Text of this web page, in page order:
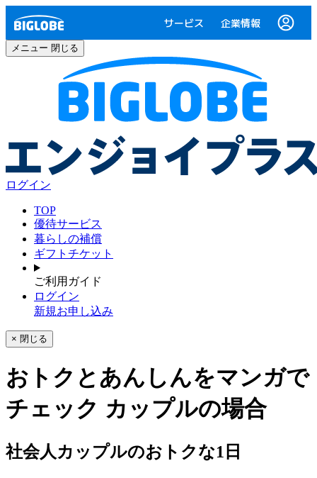
サービス 企業情報
メニュー 閉じる
ログイン
TOP
優待サービス
暮らしの補償
ギフトチケット
ご利用ガイド
ログイン
新規お申し込み
× 閉じる
おトクとあんしんをマンガで
チェック カップルの場合
社会人カップルのおトクな1日